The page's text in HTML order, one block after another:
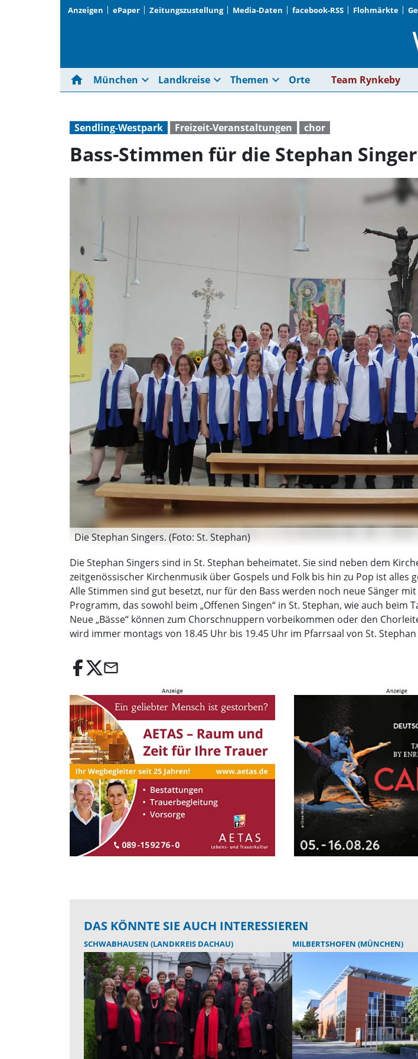
Anzeigen ePaper Zeitungszustellung Media-Daten facebook-RSS Flohmärkte
Bass-
home München expand_more Landkreise expand_more Themen expand_more Orte Team Rynkeby
Sendling-Westpark Freizeit-Veranstaltungen chor
Bass-Stimmen für die Stephan
Die Stephan Singers. (Foto: St. Stephan)
Die Stephan Singers sind in St. Stephan beheimatet. Sie sind neben dem
zeitgenössischer Kirchenmusik über Gospels und Folk bis hin zu Pop ist
Alle Stimmen sind gut besetzt, nur für den Bass werden noch neue Sänger
Programm, das sowohl beim „Offenen Singen“ in St. Stephan, wie auch beim
Neue „Bässe“ können zum Chorschnuppern vorbeikommen oder den
wird immer montags von 18.45 Uhr bis 19.45 Uhr im Pfarrsaal von St.
email
DAS KÖNNTE SIE AUCH INTERESSIEREN
SCHWABHAUSEN (LANDKREIS DACHAU) MILBERTSHOFEN (MÜNCHEN)